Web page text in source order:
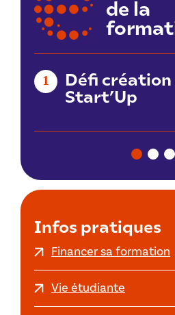
de la
création d’une
Infos pratiques
Financer sa formation
Vie étudiante